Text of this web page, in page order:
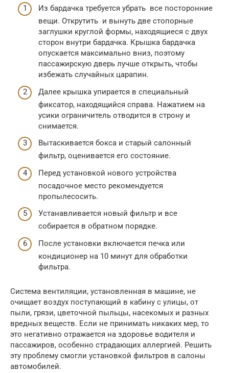
Из бардачка требуется убрать все посторонние
вещи. Открутить и вынуть две стопорные
заглушки круглой формы, находящиеся с двух
сторон внутри бардачка. Крышка бардачка
опускается максимально вниз, поэтому
пассажирскую дверь лучше открыть, чтобы
избежать случайных царапин.
Далее крышка упирается в специальный
фиксатор, находящийся справа. Нажатием на
усики ограничитель отводится в строну и
снимается.
Вытаскивается бокса и старый салонный
фильтр, оценивается его состояние.
Перед установкой нового устройства
посадочное место рекомендуется
пропылесосить.
Устанавливается новый фильтр и все
собирается в обратном порядке.
После установки включается печка или
кондиционер на 10 минут для обработки
фильтра.
Система вентиляции, установленная в машине, не
очищает воздух поступающий в кабину с улицы, от
пыли, грязи, цветочной пыльцы, насекомых и разных
вредных веществ. Если не принимать никаких мер, то
это негативно отражается на здоровье водителя и
пассажиров, особенно страдающих аллергией. Решить
эту проблему смогли установкой фильтров в салоны
автомобилей.